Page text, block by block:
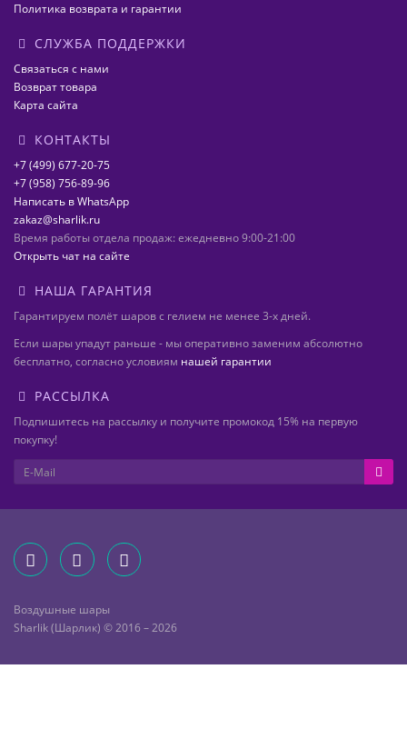
Политика возврата и гарантии
СЛУЖБА ПОДДЕРЖКИ
Связаться с нами
Возврат товара
Карта сайта
КОНТАКТЫ
+7 (499) 677-20-75
+7 (958) 756-89-96
Написать в WhatsApp
zakaz@sharlik.ru
Время работы отдела продаж: ежедневно 9:00-21:00
Открыть чат на сайте
НАША ГАРАНТИЯ
Гарантируем полёт шаров с гелием не менее 3-х дней.
Если шары упадут раньше - мы оперативно заменим абсолютно
бесплатно, согласно условиям нашей гарантии
РАССЫЛКА
Подпишитесь на рассылку и получите промокод 15% на первую
покупку!
Воздушные шары
Sharlik (Шарлик) © 2016 – 2026